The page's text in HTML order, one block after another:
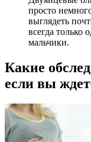
просто
выглядеть
всегда только
мальчики.
Какие
если вы